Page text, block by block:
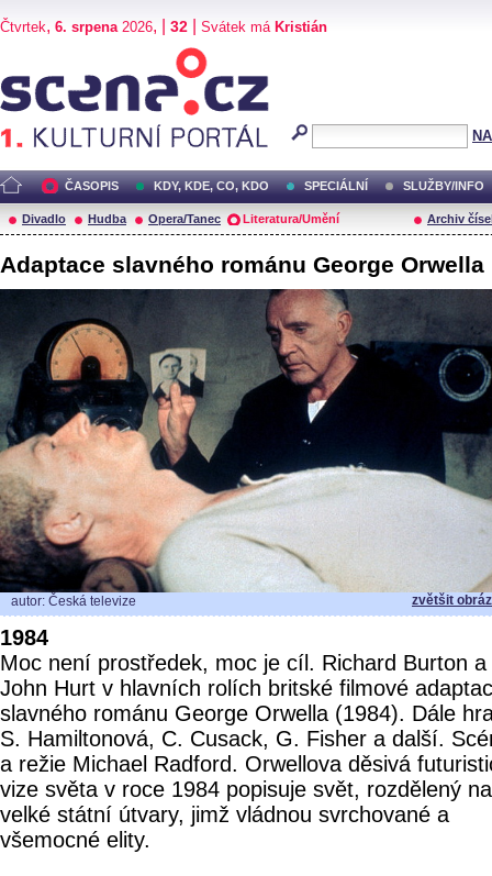
Čtvrtek, 6. srpena2026, | 32 Svátek má Kristián
ČASOPIS KDY, KDE, CO, KDO SPECIÁLNÍ SLUŽBY/INFO
Divadlo Hudba Opera/Tanec Literatura/Umění Archiv
Adaptace slavného románu George Orwella
autor: Česká televize zvětšit
1984
Moc není prostředek, moc je cíl. Richard Burton a
John Hurt v hlavních rolích britské filmové
slavného románu George Orwella (1984). Dále
S. Hamiltonová, C. Cusack, G. Fisher a další.
a režie Michael Radford. Orwellova děsivá
vize světa v roce 1984 popisuje svět, rozdělený
velké státní útvary, jimž vládnou svrchované a
všemocné elity.